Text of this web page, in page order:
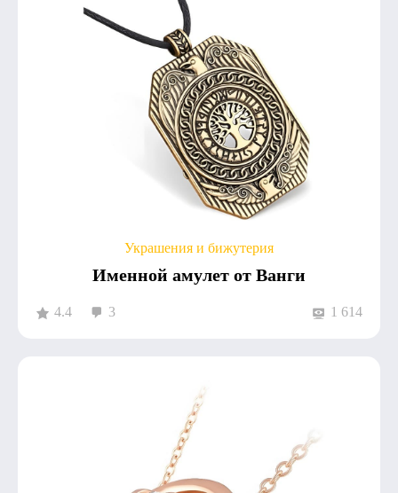
Украшения и бижутерия
Именной амулет от Ванги
4.4 3 1 614